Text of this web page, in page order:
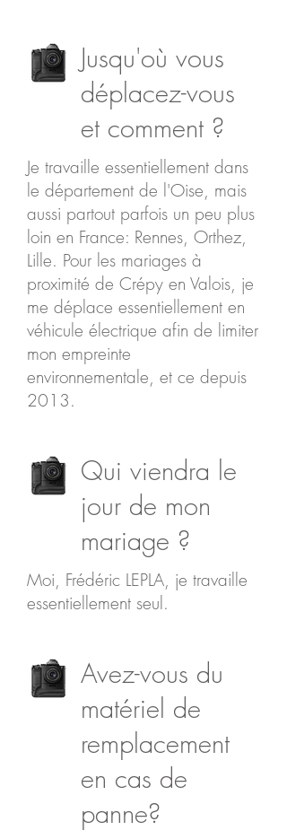
Jusqu'où vous
déplacez-vous
et comment ?
Je travaille essentiellement dans
le département de l'Oise, mais
aussi partout parfois un peu plus
loin en France: Rennes, Orthez,
Lille. Pour les mariages à
proximité de Crépy en Valois, je
me déplace essentiellement en
véhicule électrique afin de limiter
mon empreinte
environnementale, et ce depuis
2013.
Qui viendra le
jour de mon
mariage ?
Moi, Frédéric LEPLA, je travaille
essentiellement seul.
Avez-vous du
matériel de
remplacement
en cas de
panne?